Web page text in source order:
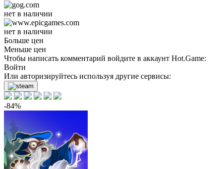
нет в наличии
нет в наличии
Больше цен
Меньше цен
Чтобы написать комментарий войдите в аккаунт Hot.Game:
Войти
Или авторизируйтесь используя другие сервисы:
-84%